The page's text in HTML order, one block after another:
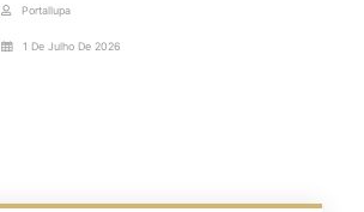
Portallupa
1 De Julho De 2026